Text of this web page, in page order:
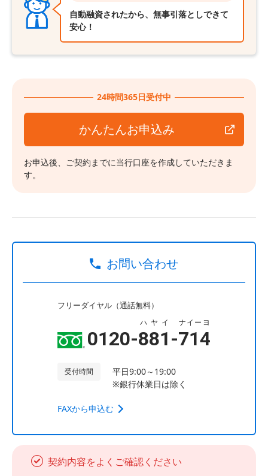
自動融資されたから、無事引落としできて
安心！
24時間365日受付中
かんたんお申込み
お申込後、ご契約までに当行口座を作成していただきま
す。
お問い合わせ
フリーダイヤル（通話無料）
0120-881
ハヤイ
-714
ナイーヨ
受付時間
平日9:00～19:00
※銀行休業日は除く
FAXから申込む
契約内容をよくご確認ください